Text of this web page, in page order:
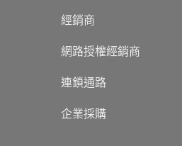
經銷商
網路授權經銷商
連鎖通路
企業採購